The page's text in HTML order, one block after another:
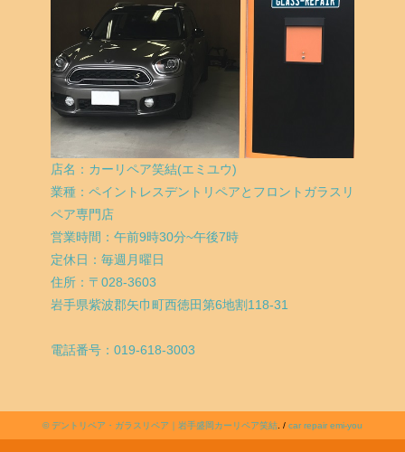
店名：カーリペア笑結(エミユウ)
業種：ペイントレスデントリペアとフロントガラスリ
ペア専門店
営業時間：午前9時30分~午後7時
定休日：毎週月曜日
住所：〒028-3603
岩手県紫波郡矢巾町西徳田第6地割118-31
電話番号：019-618-3003
©デントリペア・ガラスリペア｜岩手盛岡カーリペア笑結 . / car repair emi-you